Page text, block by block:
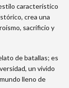
característico
crea una
sacrificio y
de batallas; es
un vívido
lleno de